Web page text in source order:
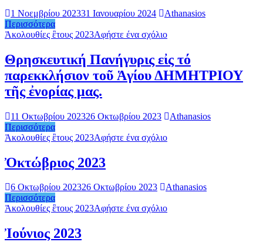
1 Νοεμβρίου 202331 Ιανουαρίου 2024
Athanasios
Περισσότερα
Ἀκολουθίες ἒτους 2023Αφήστε ένα σχόλιο
Θρησκευτική Πανήγυρις εἰς τό
παρεκκλήσιον τοῦ Ἁγίου ΔΗΜΗΤΡΙΟΥ
τῆς ἐνορίας μας.
11 Οκτωβρίου 202326 Οκτωβρίου 2023
Athanasios
Περισσότερα
Ἀκολουθίες ἒτους 2023Αφήστε ένα σχόλιο
Ὀκτώβριος 2023
6 Οκτωβρίου 202326 Οκτωβρίου 2023
Athanasios
Περισσότερα
Ἀκολουθίες ἒτους 2023Αφήστε ένα σχόλιο
Ἰούνιος 2023